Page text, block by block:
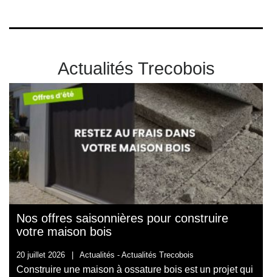
Actualités Trecobois
Nos offres saisonnières pour construire
votre maison bois
20 juillet 2026 | Actualités - Actualités Trecobois
Construire une maison à ossature bois est un projet qui